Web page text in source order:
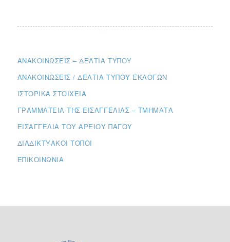
ΑΝΑΚΟΙΝΏΣΕΙΣ – ΔΕΛΤΊΑ ΤΎΠΟΥ
ΑΝΑΚΟΙΝΏΣΕΙΣ / ΔΕΛΤΊΑ ΤΎΠΟΥ ΕΚΛΟΓΏΝ
ΙΣΤΟΡΙΚΆ ΣΤΟΙΧΕΊΑ
ΓΡΑΜΜΑΤΕΊΑ ΤΗΣ ΕΙΣΑΓΓΕΛΊΑΣ – ΤΜΉΜΑΤΑ
ΕΙΣΑΓΓΕΛΊΑ ΤΟΥ ΑΡΕΊΟΥ ΠΆΓΟΥ
ΔΙΑΔΙΚΤΥΑΚΟΊ ΤΌΠΟΙ
ΕΠΙΚΟΙΝΩΝΊΑ